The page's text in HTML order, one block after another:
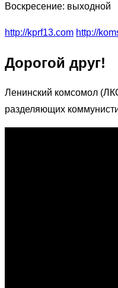
Воскресение: выходной
http://kprf13.com http://
Дорогой друг!
Ленинский комсомол
разделяющих